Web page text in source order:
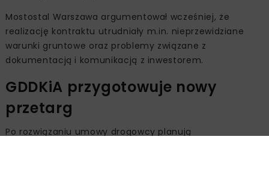
Mostostal Warszawa argumentował wcześniej, że
realizację kontraktu utrudniały m.in. nieprzewidziane
warunki gruntowe oraz problemy związane z
dokumentacją i komunikacją z inwestorem.
GDDKiA przygotowuje nowy
przetarg
Po rozwiązaniu umowy drogowcy planują